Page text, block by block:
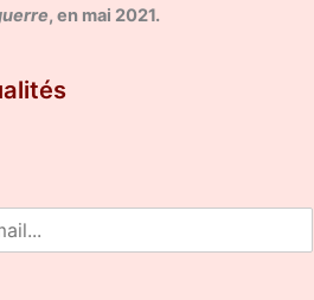
, en mai 2021.